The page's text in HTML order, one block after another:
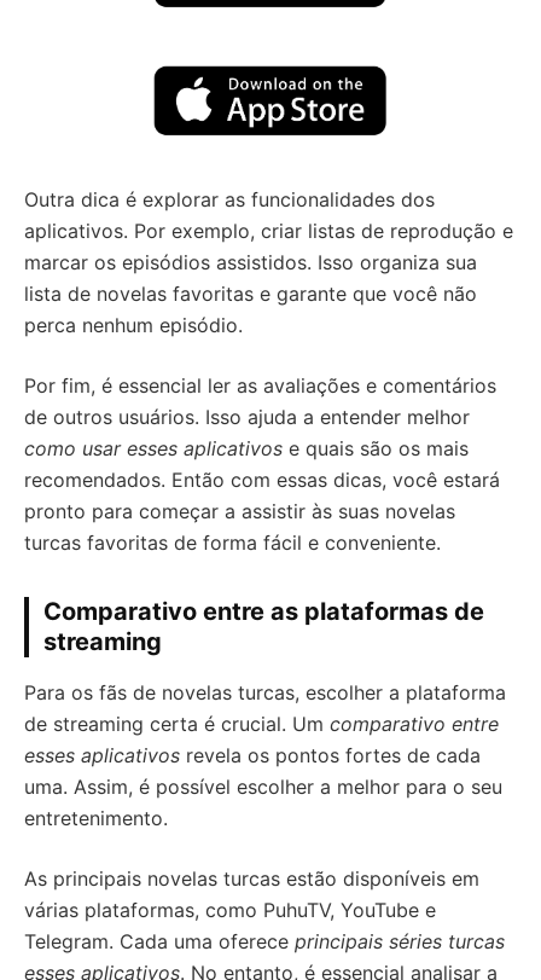
Outra dica é explorar as funcionalidades dos
aplicativos. Por exemplo, criar listas de reprodução e
marcar os episódios assistidos. Isso organiza sua
lista de novelas favoritas e garante que você não
perca nenhum episódio.
Por fim, é essencial ler as avaliações e comentários
de outros usuários. Isso ajuda a entender melhor
como usar esses aplicativos e quais são os mais
recomendados. Então com essas dicas, você estará
pronto para começar a assistir às suas novelas
turcas favoritas de forma fácil e conveniente.
Comparativo entre as plataformas de
streaming
Para os fãs de novelas turcas, escolher a plataforma
de streaming certa é crucial. Um comparativo entre
esses aplicativos revela os pontos fortes de cada
uma. Assim, é possível escolher a melhor para o seu
entretenimento.
As principais novelas turcas estão disponíveis em
várias plataformas, como PuhuTV, YouTube e
Telegram. Cada uma oferece principais séries turcas
esses aplicativos. No entanto, é essencial analisar a